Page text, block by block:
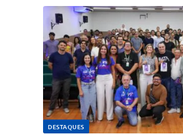
DESTAQUES